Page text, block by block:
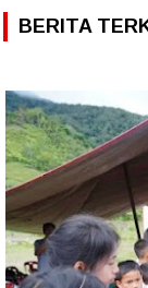
BERITA